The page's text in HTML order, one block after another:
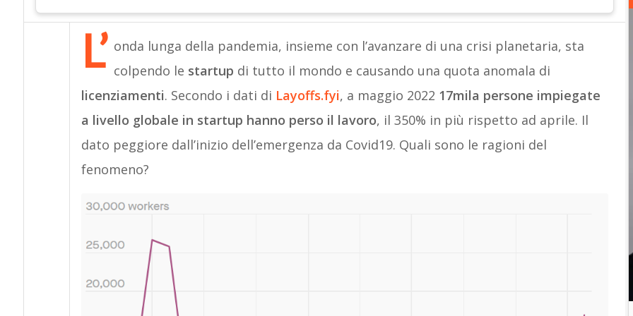
L’ onda lunga della pandemia, insieme con l’avanzare di una crisi planetaria, sta
colpendo le startup di tutto il mondo e causando una quota anomala di
licenziamenti. Secondo i dati di Layoffs.fyi, a maggio 2022 17mila persone impiegate
a livello globale in startup hanno perso il lavoro, il 350% in più rispetto ad aprile. Il
dato peggiore dall’inizio dell’emergenza da Covid19. Quali sono le ragioni del
fenomeno?